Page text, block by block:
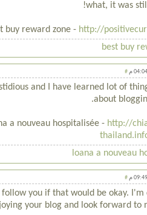
what, it was
buy reward zone - http://
best buy
#
and I have learned lot of
about
a nouveau hospitalisée - http://
loana a nouveau
#
you if that would be okay.
your blog and look forward to